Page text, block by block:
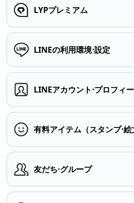
LYPプレミアム
LINEの利用環境⋅設定
LINEアカウント⋅プロフィ
有料アイテム（スタンプ⋅絵
友だち⋅グループ